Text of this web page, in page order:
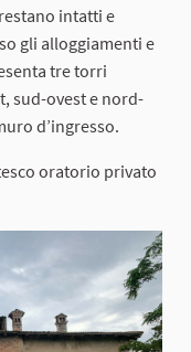
esterno)
intatti e
gli alloggiamenti e
tre torri
sud-ovest e nord-
d’ingresso.
oratorio privato